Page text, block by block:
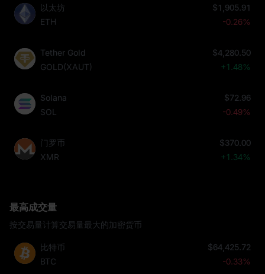
以太坊
ETH
$1,905.91
-0.26%
Tether Gold
GOLD(XAUT)
$4,280.50
+1.48%
Solana
SOL
$72.96
-0.49%
门罗币
XMR
$370.00
+1.34%
最高成交量
按交易量计算交易量最大的加密货币
比特币
BTC
$64,425.72
-0.33%